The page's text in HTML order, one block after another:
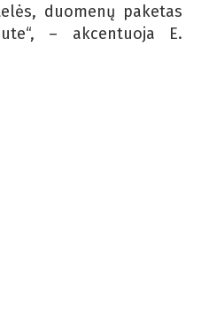
duomenų paketas
– akcentuoja E.